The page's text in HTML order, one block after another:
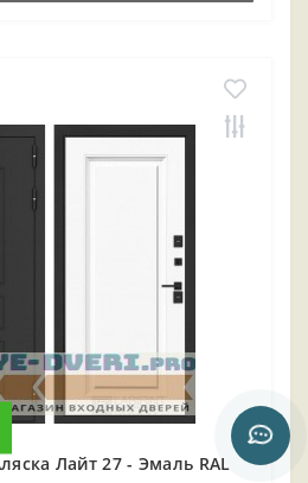
Лайт 27 - Эмаль RAL